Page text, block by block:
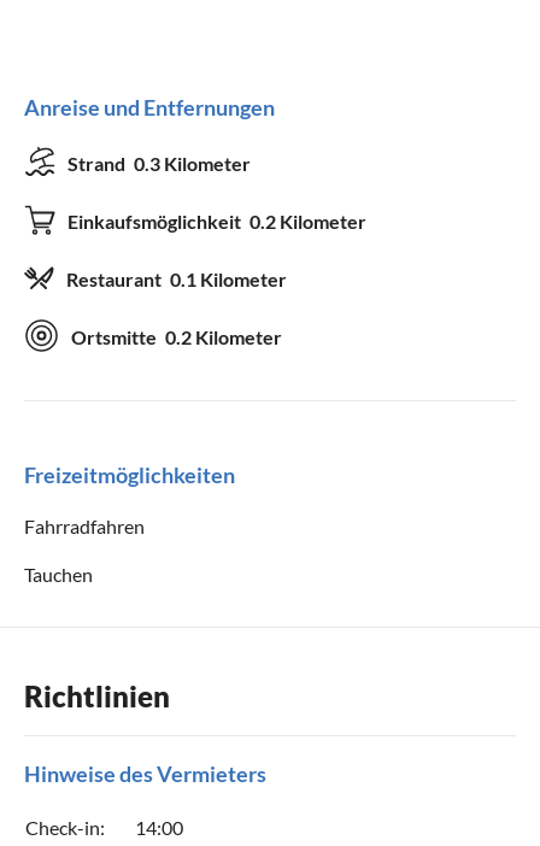
Anreise und Entfernungen
Strand 0.3 Kilometer
Einkaufsmöglichkeit 0.2 Kilometer
Restaurant 0.1 Kilometer
Ortsmitte 0.2 Kilometer
Freizeitmöglichkeiten
Fahrradfahren
Tauchen
Richtlinien
Hinweise des Vermieters
Check-in:
14:00